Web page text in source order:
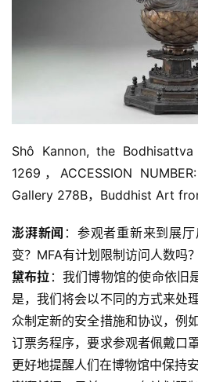
Shô Kannon, the
1269，ACCESSION
Gallery 278B，Buddhist Art
澎湃新闻 ：参观者重新来到展
变？MFA有计划限制访问人数吗？
黛布拉 ：我们博物馆的使命依旧
是，我们将会以不同的方式来处
众制定新的安全措施和协议，例
订票务程序，要求参观者佩戴口
更好地提醒人们在博物馆中保持